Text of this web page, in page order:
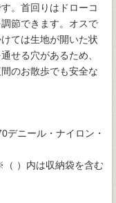
。首回りはドローコ
節できます。オスで
ては生地が開いた状
せる穴があるため、
のお散歩でも安全な
デニール・ナイロン・
（ ）内は収納袋を含む